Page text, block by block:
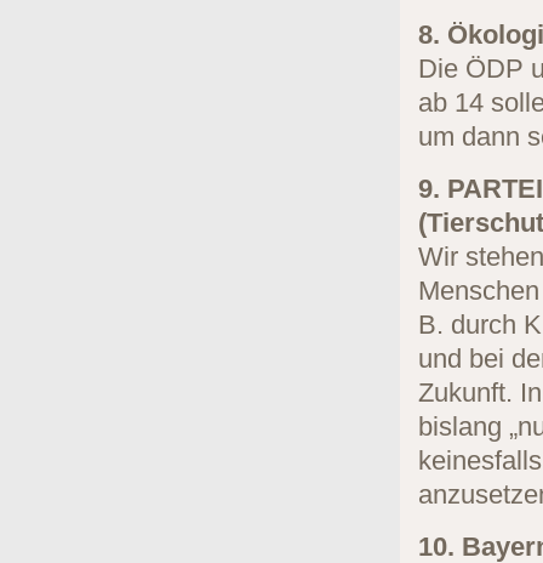
8.
Die ÖDP
ab 14
um dann
9.
Wir
B. durch
und bei
Zukunft.
bislang
10.